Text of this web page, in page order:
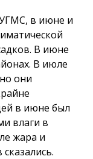
в июне и
В июне
В июле
они
в июне был
влаги в
жара и